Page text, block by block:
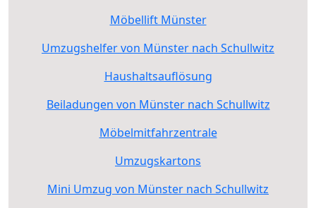
Möbellift Münster
Umzugshelfer von Münster nach Schullwitz
Haushaltsauflösung
Beiladungen von Münster nach Schullwitz
Möbelmitfahrzentrale
Umzugskartons
Mini Umzug von Münster nach Schullwitz